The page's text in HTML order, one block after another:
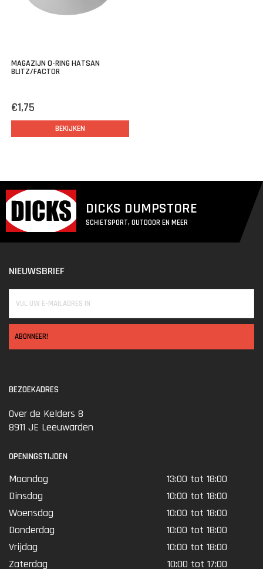
MAGAZIJN O-RING HATSAN
BLITZ/FACTOR
€1,75
BEKIJKEN
DICKS DUMPSTORE
SCHIETSPORT, OUTDOOR EN MEER
NIEUWSBRIEF
ABONNEER!
BEZOEKADRES
Over de Kelders 8
8911 JE Leeuwarden
OPENINGSTIJDEN
Maandag
13:00 tot 18:00
Dinsdag
10:00 tot 18:00
Woensdag
10:00 tot 18:00
Donderdag
10:00 tot 18:00
Vrijdag
10:00 tot 18:00
Zaterdag
10:00 tot 17:00